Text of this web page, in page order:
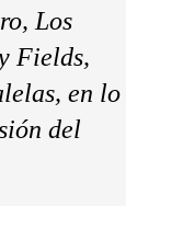
Los
Fields,
en lo
del